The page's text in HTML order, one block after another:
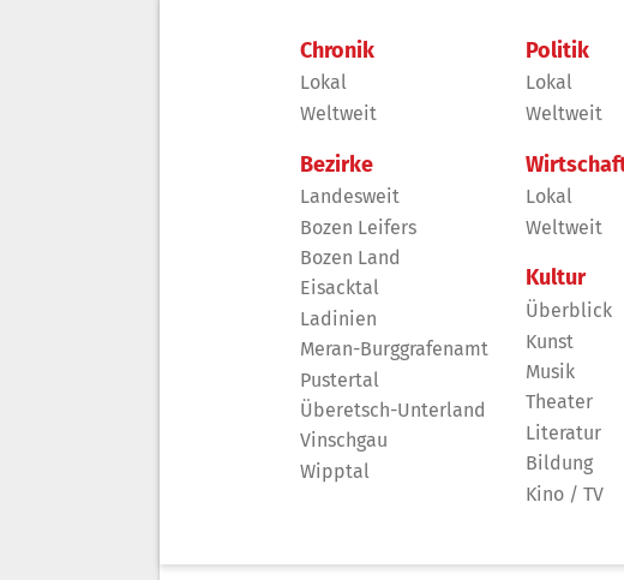
Chronik
Lokal
Weltweit
Bezirke
Landesweit
Bozen Leifers
Bozen Land
Eisacktal
Ladinien
Meran-Burggrafenamt
Pustertal
Überetsch-Unterland
Vinschgau
Wipptal
Politik
Lokal
Weltweit
Lokal
Weltweit
Kultur
Überblick
Kunst
Musik
Theater
Literatur
Bildung
Kino / TV